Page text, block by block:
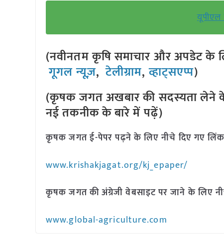
यूपीएल
(नवीनतम कृषि समाचार और अपडेट
गूगल न्यूज़,टेलीग्राम,व्हाट्सएप्प)
(कृषक जगत अखबार की सदस्यता लेने
नई तकनीक के बारे में पढ़ें)
कृषक जगत ई-पेपर पढ़ने के लिए नीचे दिए गए
www.krishakjagat.org/kj_epaper/
कृषक जगत की अंग्रेजी वेबसाइट पर जाने के लिए
www.global-agriculture.com